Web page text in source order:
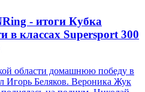
- итоги Кубка
в классах Supersport 300
области домашнюю победу в
Игорь Беляков. Вероника Жук